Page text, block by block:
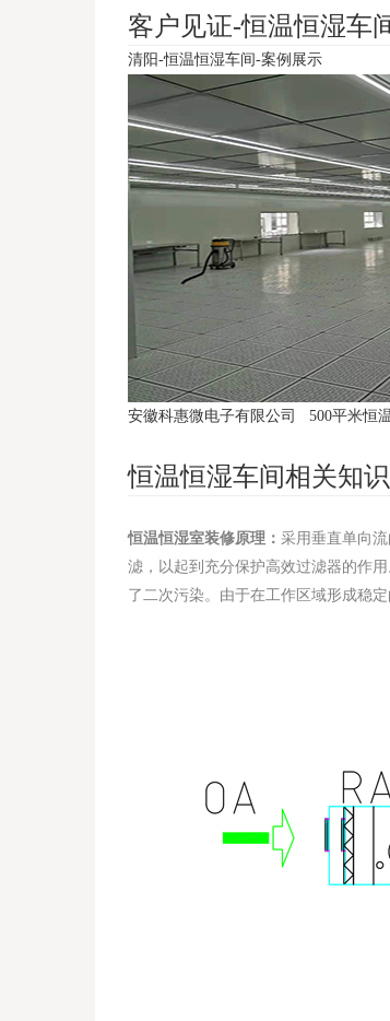
客户见证-恒温恒湿车
清阳-恒温恒湿车间-案例展示
安徽科惠微电子有限公司 500平米恒
恒温恒湿车间相关知识
恒温恒湿室装修原理： 采用垂直单向
滤，以起到充分保护高效过滤器的作
了二次污染。由于在工作区域形成稳